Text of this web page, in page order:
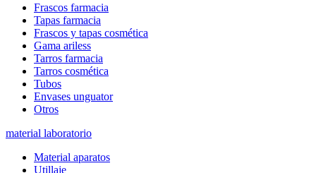
Frascos farmacia
Tapas farmacia
Frascos y tapas cosmética
Gama ariless
Tarros farmacia
Tarros cosmética
Tubos
Envases unguator
Otros
material laboratorio
Material aparatos
Utillaje